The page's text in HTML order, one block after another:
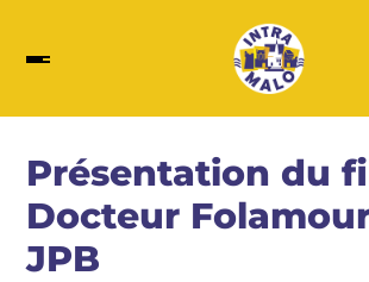
Présentation du
Docteur
JPB